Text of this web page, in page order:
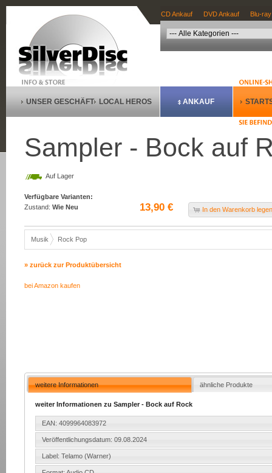
CD Ankauf DVD Ankauf Blu-
UNSER GESCHÄFT LOCAL HEROS ANKAUF
Sampler - Bock auf
Auf Lager
Verfügbare Varianten:
Zustand: Wie Neu 13,90 € In den Warenkorb
Musik Rock Pop
» zurück zur Produktübersicht
bei Amazon kaufen
weitere Informationen ähnliche Produkte
weiter Informationen zu Sampler - Bock auf Rock
EAN: 4099964083972
Veröffentlichungsdatum: 09.08.2024
Label: Telamo (Warner)